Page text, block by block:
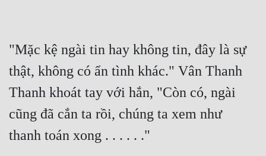
"Mặc kệ ngài tin hay không tin, đây là sự
thật, không có ẩn tình khác." Vân Thanh
Thanh khoát tay với hắn, "Còn có, ngài
cũng đã cắn ta rồi, chúng ta xem như
thanh toán xong . . . . . ."